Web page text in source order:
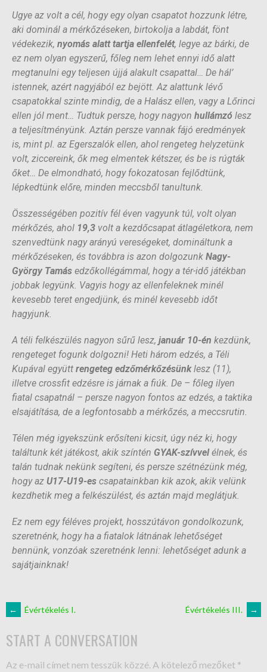
Ugye az volt a cél, hogy egy olyan csapatot hozzunk létre,
aki dominál a mérkőzéseken, birtokolja a labdát, fönt
védekezik, nyomás alatt tartja ellenfelét, legye az bárki, de
ez nem olyan egyszerű, főleg nem lehet ennyi idő alatt
megtanulni egy teljesen újjá alakult csapattal… De hál’
istennek, azért nagyjából ez bejött. Az alattunk lévő
csapatokkal szinte mindig, de a Halász ellen, vagy a Lőrinci
ellen jól ment… Tudtuk persze, hogy nagyon hullámzó lesz
a teljesítményünk. Aztán persze vannak fájó eredmények
is, mint pl. az Egerszalók ellen, ahol rengeteg helyzetünk
volt, ziccereink, ők meg elmentek kétszer, és be is rúgták
őket… De elmondható, hogy fokozatosan fejlődtünk,
lépkedtünk előre, minden meccsből tanultunk.
Összességében pozitív fél éven vagyunk túl, volt olyan
mérkőzés, ahol 19,3 volt a kezdőcsapat átlagéletkora, nem
szenvedtünk nagy arányú vereségeket, domináltunk a
mérkőzéseken, és továbbra is azon dolgozunk Nagy-
György Tamás edzőkollégámmal, hogy a tér-idő játékban
jobbak legyünk. Vagyis hogy az ellenfeleknek minél
kevesebb teret engedjünk, és minél kevesebb időt
hagyjunk.
A téli felkészülés nagyon sűrű lesz, január 10-én kezdünk,
rengeteget fogunk dolgozni! Heti három edzés, a Téli
Kupával együtt rengeteg edzőmérkőzésünklesz (11),
illetve crossfit edzésre is járnak a fiúk. De – főleg ilyen
fiatal csapatnál – persze nagyon fontos az edzés, a taktika
elsajátítása, de a legfontosabb a mérkőzés, a meccsrutin.
Télen még igyekszünk erősíteni kicsit, úgy néz ki, hogy
találtunk két játékost, akik színtén GYAK-szívvelélnek, és
talán tudnak nekünk segíteni, és persze szétnézünk még,
hogy az U17-U19-es csapatainkban kik azok, akik velünk
kezdhetik meg a felkészülést, és aztán majd meglátjuk.
Ez nem egy féléves projekt, hosszútávon gondolkozunk,
szeretnénk, hogy ha a fiatalok látnának lehetőséget
bennünk, vonzóak szeretnénk lenni: lehetőséget adunk a
sajátjainknak!
← Évértékelés I. Évértékelés III. →
START A CONVERSATION
Az e-mail címet nem tesszük közzé. A kötelező mezőket *